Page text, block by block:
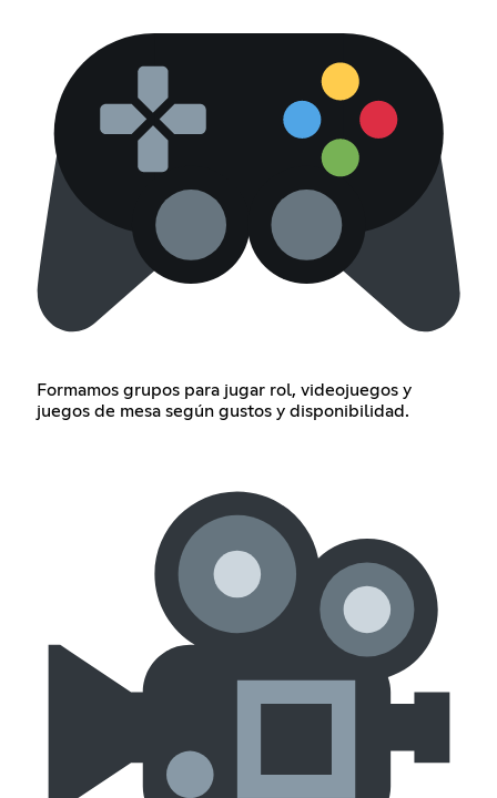
Formamos grupos para jugar rol, videojuegos y
juegos de mesa según gustos y disponibilidad.